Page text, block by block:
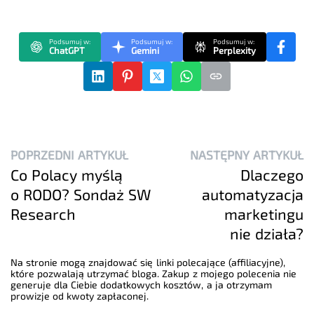
Podsumuj w:
ChatGPT
Podsumuj w:
Gemini
Podsumuj w:
Perplexity
POPRZEDNI ARTYKUŁ
Co Polacy myślą
o RODO? Sondaż SW
Research
NASTĘPNY ARTYKUŁ
Dlaczego
automatyzacja
marketingu
nie działa?
Na stronie mogą znajdować się linki polecające (affiliacyjne),
które pozwalają utrzymać bloga. Zakup z mojego polecenia nie
generuje dla Ciebie dodatkowych kosztów, a ja otrzymam
prowizje od kwoty zapłaconej.